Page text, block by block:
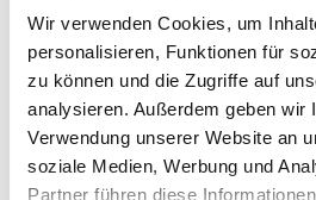
Wir verwenden Cookies, um
personalisieren, Funktionen für
zu können und die Zugriffe auf
analysieren. Außerdem geben wir
Verwendung unserer Website an
soziale Medien, Werbung und
Partner führen diese
für die Teile 1 und 2
Anmeldeformular für den
LEHRGÄNGE -